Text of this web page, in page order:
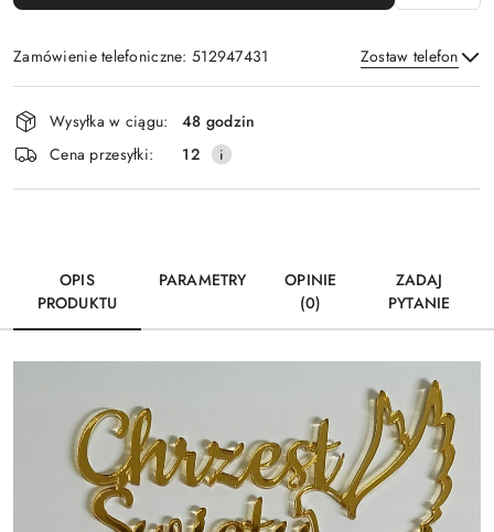
Zamówienie telefoniczne: 512947431 Zostaw telefon
Wyślij
Dostępność
i
dostawa
Wysyłka w ciągu:
48 godzin
Cena przesyłki:
12
OPIS
PRODUKTU
PARAMETRY
OPINIE
(0)
ZADAJ
PYTANIE